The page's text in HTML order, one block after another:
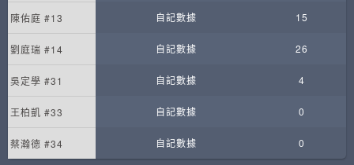
陳佑庭 #13 自記數據 15
劉庭瑞 #14 自記數據 26
吳定學 #31 自記數據 4
王柏凱 #33 自記數據 0
蔡瀚德 #34 自記數據 0